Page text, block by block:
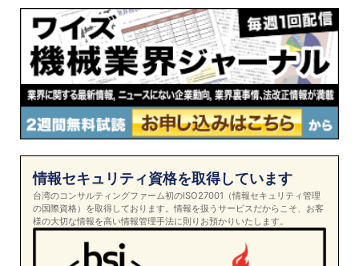
情報セキュリティ資格を取得しています
台湾のコンサルティングファーム初のISO27001（情報セキュリティ管理
の国際資格）を取得しております。情報を扱うサービスだからこそ、お客
様の大切な情報を高い情報管理手法に則りお預かりいたします。